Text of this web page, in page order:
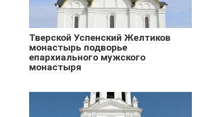
Тверской Успенский Желтиков
монастырь подворье
епархиального мужского
монастыря